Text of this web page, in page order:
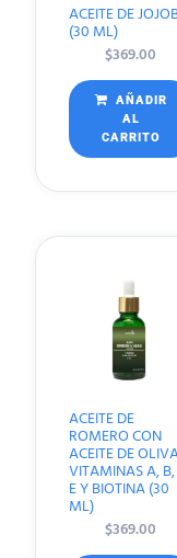
ACEITE DE
(30 ML)
$369.00
AÑADIR
AL
CARRITO
ACEITE DE
ROMERO CON
ACEITE DE
VITAMINAS A,
E Y BIOTINA (30
ML)
$369.00